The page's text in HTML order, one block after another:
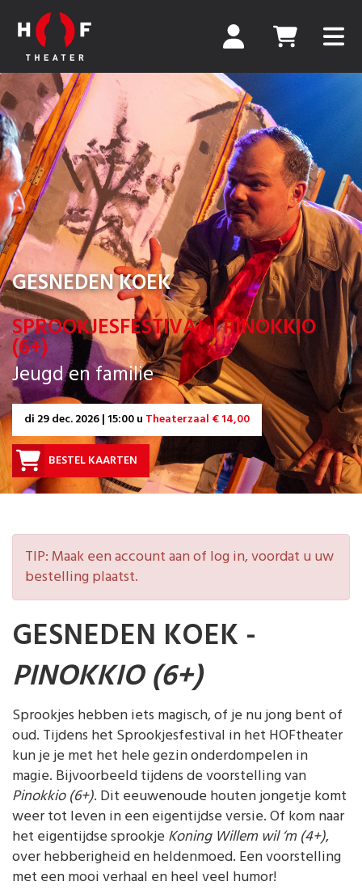
GESNEDEN KOEK
SPROOKJESFESTIVAL | PINOKKIO
(6+)
Jeugd en familie
di 29 dec. 2026 | 15:00 u Theaterzaal € 14,00
BESTEL KAARTEN
TIP: Maak een account aan of log in, voordat u uw
bestelling plaatst.
GESNEDEN KOEK -
PINOKKIO (6+)
Sprookjes hebben iets magisch, of je nu jong bent of
oud. Tijdens het Sprookjesfestival in het HOFtheater
kun je je met het hele gezin onderdompelen in
magie. Bijvoorbeeld tijdens de voorstelling van
Pinokkio (6+). Dit eeuwenoude houten jongetje komt
weer tot leven in een eigentijdse versie. Of kom naar
het eigentijdse sprookje Koning Willem wil ‘m (4+),
over hebberigheid en heldenmoed. Een voorstelling
met een mooi verhaal en heel veel humor!